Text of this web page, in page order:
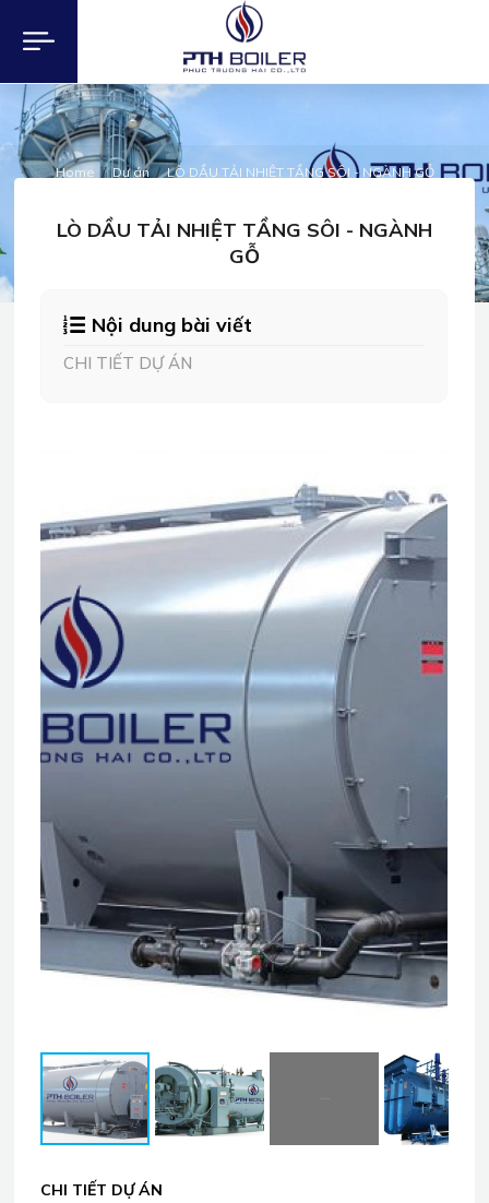
Home Dự án LÒ DẦU TẢI NHIỆT TẦNG SÔI - NGÀNH GỖ
DỰ ÁN
LÒ DẦU TẢI NHIỆT TẦNG SÔI - NGÀNH
GỖ
Nội dung bài viết
CHI TIẾT DỰ ÁN
CHI TIẾT DỰ ÁN